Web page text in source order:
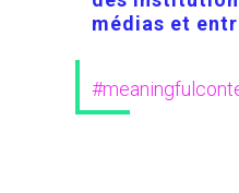
médias et